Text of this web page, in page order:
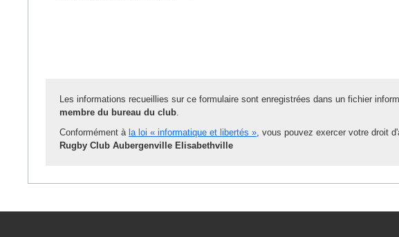
Les informations recueillies sur ce formulaire sont enregistrées dans un fichier
membre du bureau du club.
Conformément à la loi « informatique et libertés », vous pouvez exercer votre droit
Rugby Club Aubergenville Elisabethville